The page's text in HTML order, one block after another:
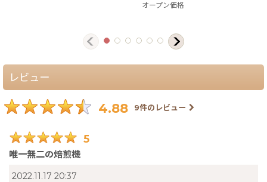
オープン価格
レビュー
4.88 9件のレビュー
5
唯一無二の焙煎機
2022.11.17 20:37